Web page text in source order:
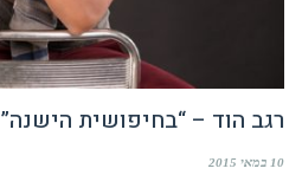
רגב הוד – “בחיפושית הישנה”
10 במאי 2015